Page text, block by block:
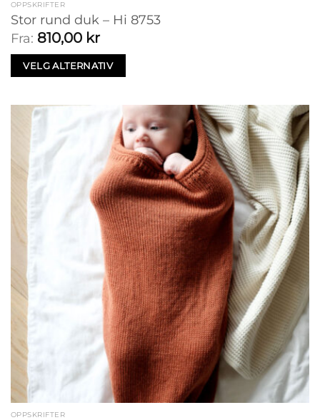
OPPSKRIFTER
Stor rund duk – Hi 8753
Fra: 810,00 kr
VELG ALTERNATIV
OPPSKRIFTER